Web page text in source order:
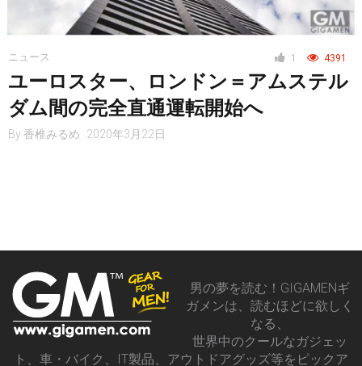
1 4391
ニュース
ユーロスター、ロンドン＝アムステル
ダム間の完全直通運転開始へ
By 香椎みるめ 2020年3月22日
男の夢を読む！GIGAMENギ
ガメンは、読むほどに欲しく
なる、
世界中のクールなガジェッ
ト、車・バイク、IT製品、アウトドアグッズ等をピックア